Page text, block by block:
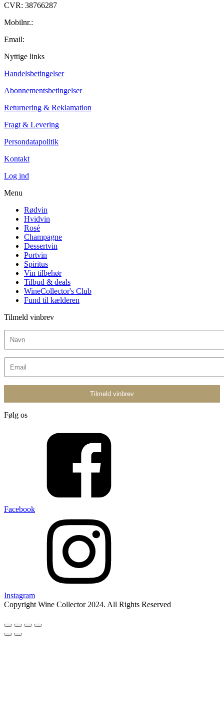
CVR: 38766287
Mobilnr.:
Email:
Nyttige links
Handelsbetingelser
Abonnementsbetingelser
Returnering & Reklamation
Fragt & Levering
Persondatapolitik
Kontakt
Log ind
Menu
Rødvin
Hvidvin
Rosé
Champagne
Dessertvin
Portvin
Spiritus
Vin tilbehør
Tilbud & deals
WineCollector's Club
Fund til kælderen
Tilmeld vinbrev
Følg os
Facebook
Instagram
Copyright Wine Collector 2024. All Rights Reserved